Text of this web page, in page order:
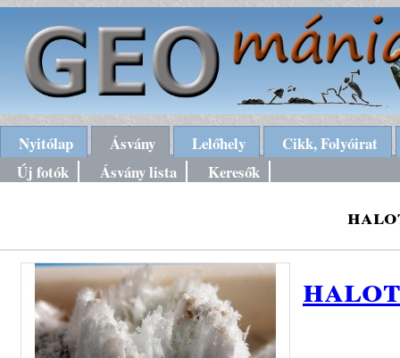
Nyitólap Ásvány Lelőhely
Cikk, Folyóirat
Új fotók
Ásvány lista Keresők